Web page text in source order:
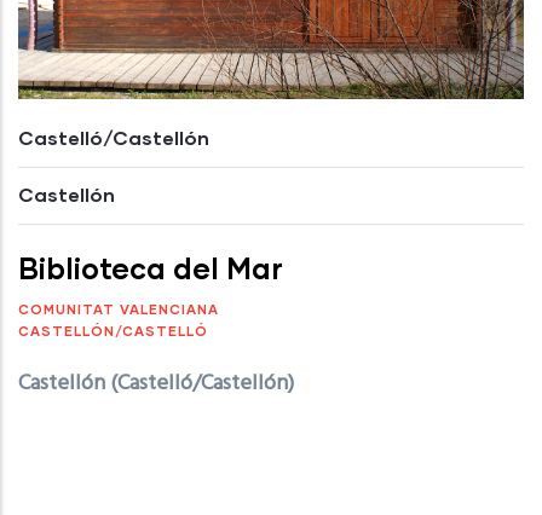
Castelló/Castellón
Castellón
Biblioteca del Mar
COMUNITAT VALENCIANA
CASTELLÓN/CASTELLÓ
Castellón (Castelló/Castellón)